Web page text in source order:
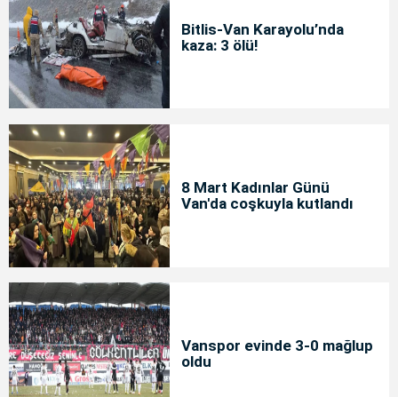
Bitlis-Van Karayolu’nda
kaza: 3 ölü!
8 Mart Kadınlar Günü
Van'da coşkuyla kutlandı
Vanspor evinde 3-0 mağlup
oldu